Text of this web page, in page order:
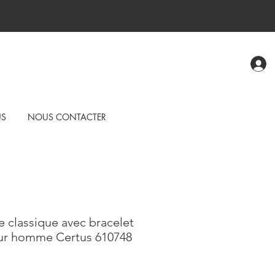
NOUS CONTACTER
classique avec bracelet
homme Certus 610748